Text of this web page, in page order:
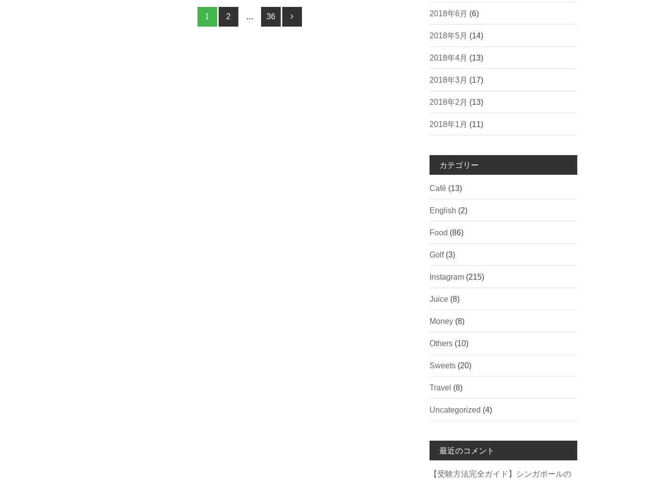
ペー
1 ペー
2 … ペー
36 2018年6月 (6)
2018年5月 (14)
2018年4月 (13)
2018年3月 (17)
2018年2月 (13)
2018年1月 (11)
カテゴリー
Café (13)
English (2)
Food (86)
Golf(3)
Instagram (215)
Juice (8)
Money (8)
Others (10)
Sweets (20)
Travel (8)
Uncategorized (4)
最近のコメント
【受験方法完全ガイド】シンガポールの